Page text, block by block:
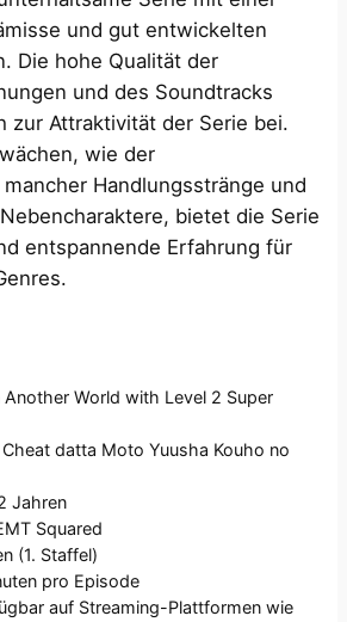
und gut entwickelten
Die hohe Qualität der
und des Soundtracks
zur Attraktivität der Serie bei.
wie der
Handlungsstränge und
bietet die Serie
entspannende Erfahrung für
Another World with Level 2 Super
datta Moto Yuusha Kouho no
Jahren
Squared
(1. Staffel)
pro Episode
auf Streaming-Plattformen wie